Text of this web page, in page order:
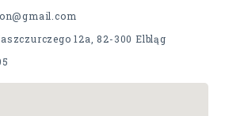
12a, 82-300 Elbląg